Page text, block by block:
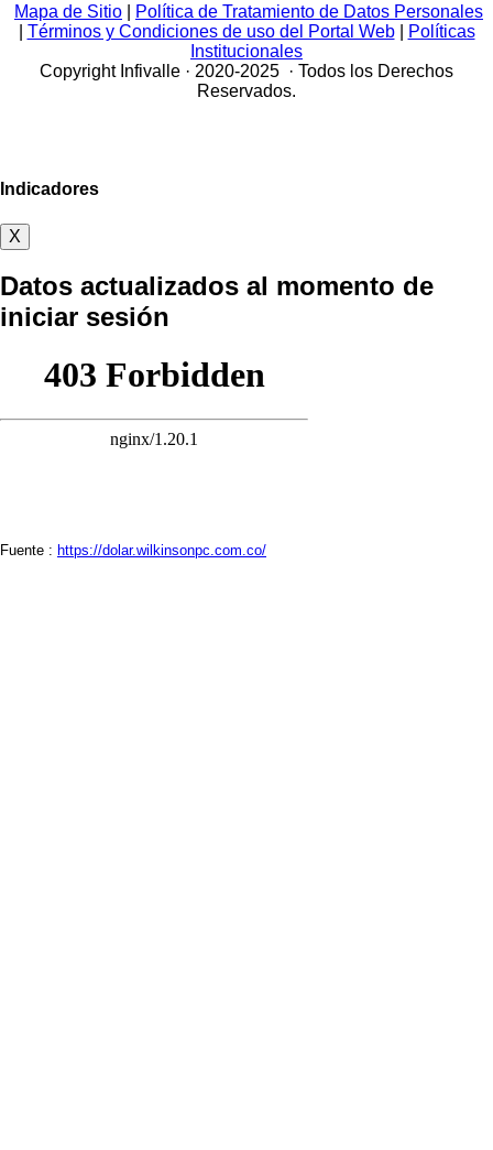
Mapa de Sitio
Política de Tratamiento de Datos Personales
Términos y Condiciones de uso del Portal Web|
Políticas
Institucionales
Copyright Infivalle · 2020-2025 · Todos los Derechos
Reservados.
Indicadores
X
Datos actualizados al momento de
iniciar sesión
Fuente : https://dolar.wilkinsonpc.com.co/